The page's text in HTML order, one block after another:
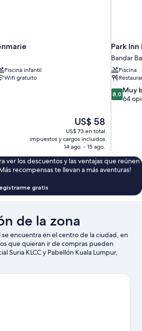
Piscina infantil
Wifi gratuito
El
precio
actual
es
de
US$ 58
US$ 58
US$ 73 en total
impuestos y cargos incluidos
14 ago. - 15 ago.
Park
Bandar
Piscina
8.0
de
8,0 Muy
64
ver los descuentos y las ventajas que reúnen
recompensas te llevan a más aventuras!
gratis
de la zona
se encuentra en el centro de la ciudad, en
que quieran ir de compras pueden
Suria KLCC y Pabellón Kuala Lumpur,
conocer los puntos de interés más
mientras estás aquí? Échale un